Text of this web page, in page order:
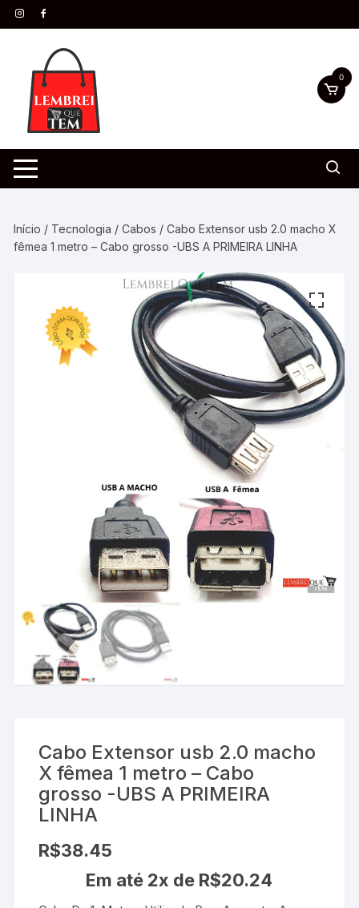
0
Início / Tecnologia /Cabos / Cabo Extensor usb 2.0 macho X
fêmea 1 metro – Cabo grosso -UBS A PRIMEIRA LINHA
Cabo Extensor usb 2.0 macho
X fêmea 1 metro – Cabo
grosso -UBS A PRIMEIRA
LINHA
R$38.45
Em até 2x de R$20.24